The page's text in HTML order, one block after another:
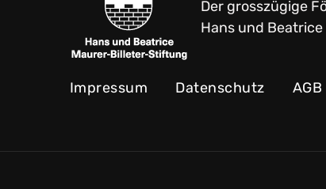
Der grosszügige
Hans und
Impressum Datenschutz AGB